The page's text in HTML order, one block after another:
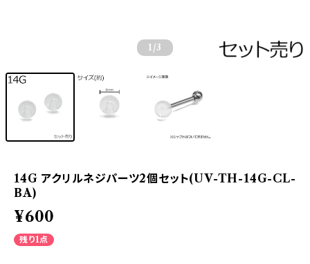
1 /3
14G アクリルネジパーツ2個セット(UV-TH-14G-CL-
BA)
¥600
残り1点